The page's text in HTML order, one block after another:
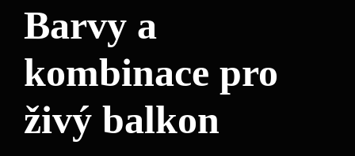
Barvy a
kombinace pro
živý balkon